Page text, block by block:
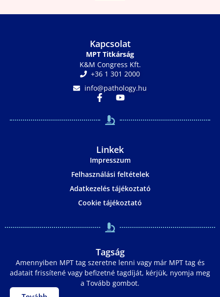
Kapcsolat
MPT Titkárság
K&M Congress Kft.
+36 1 301 2000
info@pathology.hu
Linkek
Impresszum
Felhasználási feltételek
Adatkezelés tájékoztató
Cookie tájékoztató
Tagság
Amennyiben MPT tag szeretne lenni vagy már MPT tag és
adatait frissítené vagy befizetné tagdíját, kérjük, nyomja meg
a Tovább gombot.